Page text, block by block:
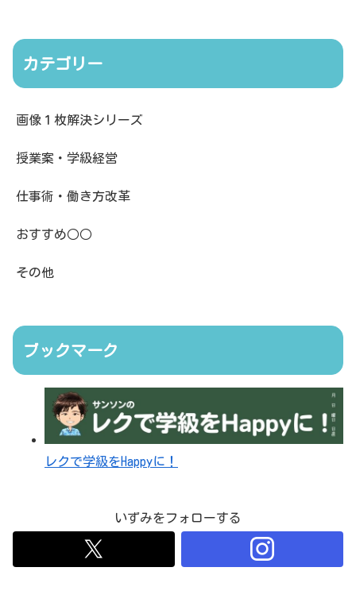
カテゴリー
画像１枚解決シリーズ
授業案・学級経営
仕事術・働き方改革
おすすめ○○
その他
ブックマーク
レクで学級をHappyに！
いずみをフォローする